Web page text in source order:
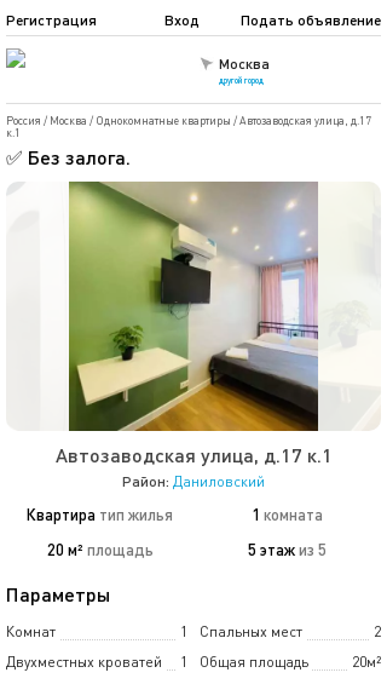
Москва
другой город
Подать объявление
Регистрация Вход
Россия / Москва / Однокомнатные квартиры /Автозаводская улица, д.17
к.1
✅ Без залога.
Автозаводская улица, д.17 к.1
Район: Даниловский
Квартира тип жилья 1 комната
20 м² площадь 5 этажиз 5
Параметры
Комнат 1 Спальных мест
2
Двухместных кроватей
1 Общая площадь 20м²